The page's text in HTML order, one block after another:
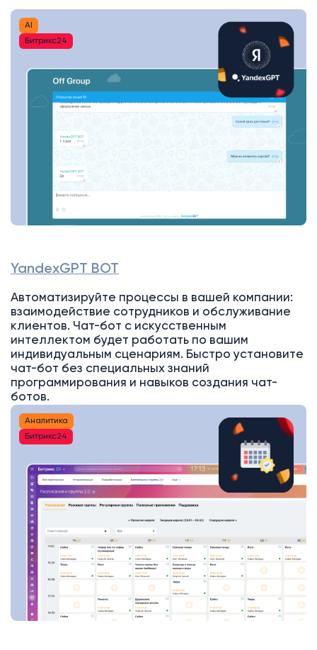
AI
Битрикс24
YandexGPT BOT
Автоматизируйте процессы в вашей компании:
взаимодействие сотрудников и обслуживание
клиентов. Чат-бот с искусственным
интеллектом будет работать по вашим
индивидуальным сценариям. Быстро установите
чат-бот без специальных знаний
программирования и навыков создания чат-
ботов.
Аналитика
Битрикс24